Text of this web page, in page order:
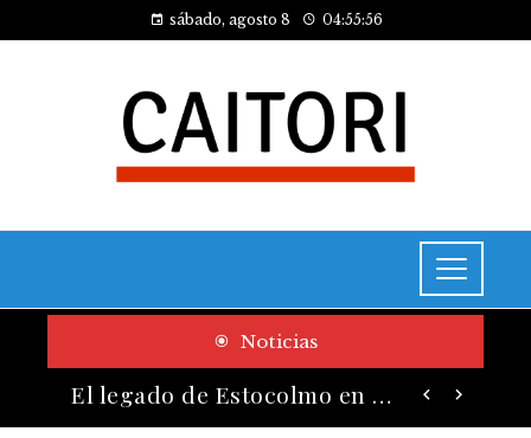
sábado, agosto 8 04:55:57
Noticias
El legado de Estocolmo en acuerdos sobre contaminación y biodiversidad